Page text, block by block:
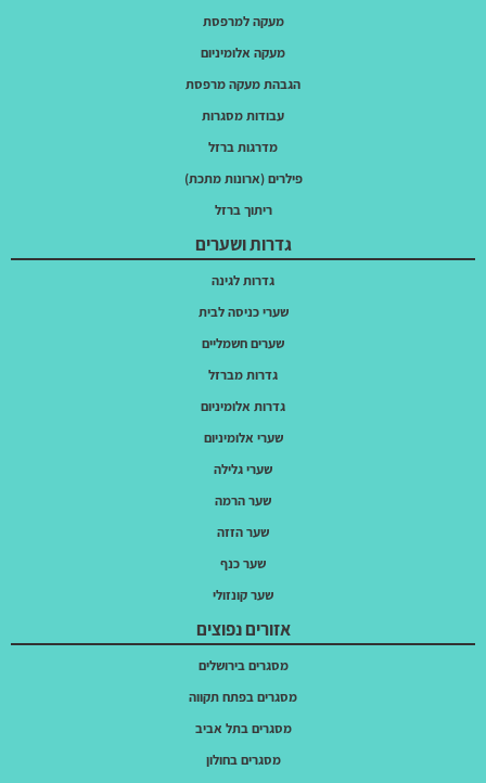
מעקה למרפסת
מעקה אלומיניום
הגבהת מעקה מרפסת
עבודות מסגרות
מדרגות ברזל
פילרים (ארונות מתכת)
ריתוך ברזל
גדרות ושערים
גדרות לגינה
שערי כניסה לבית
שערים חשמליים
גדרות מברזל
גדרות אלומיניום
שערי אלומיניום
שערי גלילה
שער הרמה
שער הזזה
שער כנף
שער קונזולי
אזורים נפוצים
מסגרים בירושלים
מסגרים בפתח תקווה
מסגרים בתל אביב
מסגרים בחולון